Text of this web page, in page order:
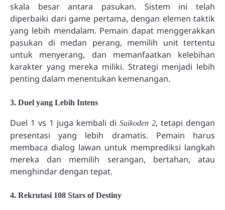
skala besar antara pasukan. Sistem ini telah
diperbaiki dari game pertama, dengan elemen taktik
yang lebih mendalam. Pemain dapat menggerakkan
pasukan di medan perang, memilih unit tertentu
untuk menyerang, dan memanfaatkan kelebihan
karakter yang mereka miliki. Strategi menjadi lebih
penting dalam menentukan kemenangan.
3. Duel yang Lebih Intens
Duel 1 vs 1 juga kembali di Suikoden 2, tetapi dengan
presentasi yang lebih dramatis. Pemain harus
membaca dialog lawan untuk memprediksi langkah
mereka dan memilih serangan, bertahan, atau
menghindar dengan tepat.
4. Rekrutasi 108 Stars of Destiny